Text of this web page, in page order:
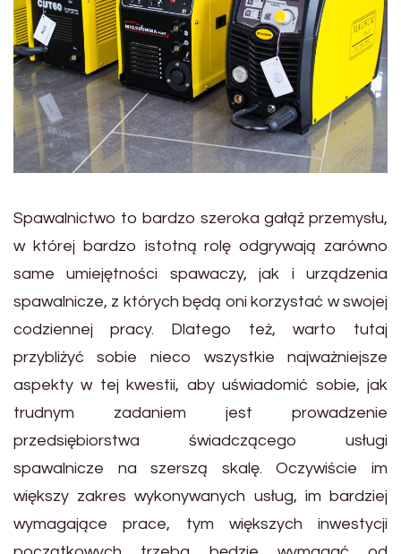
Spawalnictwo to bardzo szeroka gałąź przemysłu,
w której bardzo istotną rolę odgrywają zarówno
same umiejętności spawaczy, jak i urządzenia
spawalnicze, z których będą oni korzystać w swojej
codziennej pracy. Dlatego też, warto tutaj
przybliżyć sobie nieco wszystkie najważniejsze
aspekty w tej kwestii, aby uświadomić sobie, jak
trudnym zadaniem jest prowadzenie
przedsiębiorstwa świadczącego usługi
spawalnicze na szerszą skalę. Oczywiście im
większy zakres wykonywanych usług, im bardziej
wymagające prace, tym większych inwestycji